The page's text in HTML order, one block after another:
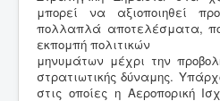
μπορεί να αξιοποιηθεί
πολλαπλά αποτελέσματα,
εκπομπή πολιτικών
μηνυμάτων μέχρι την
στρατιωτικής δύναμης.
στις οποίες η Αεροπορική